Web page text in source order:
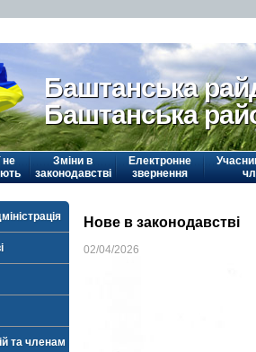
Баштанська
Баштанська
не
Зміни в
законодавстві
Електронне
звернення
та членам
Нове в законодавстві
02/04/2026